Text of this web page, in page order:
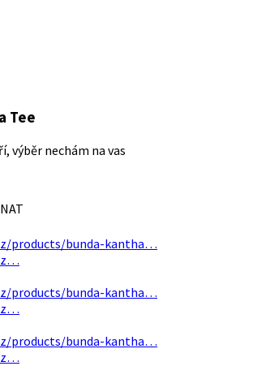
Tee
výběr nechám na vas
products/bunda-kantha…
products/bunda-kantha…
products/bunda-kantha…